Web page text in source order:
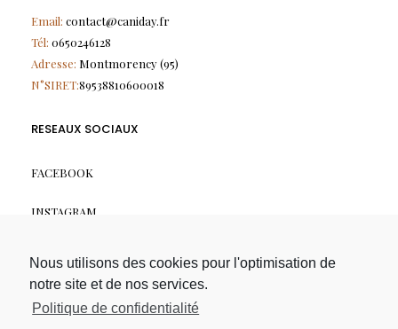
Nous utilisons des cookies pour l'optimisation de
notre site et de nos services.
Politique de confidentialité
Email: contact@caniday.fr
Tél: 0650246128
Adresse: Montmorency (95)
N°SIRET:89538810600018
RESEAUX SOCIAUX
FACEBOOK
INSTAGRAM
LIENS RAPIDES
A PROPOS